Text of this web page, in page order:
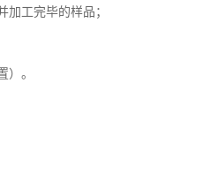
工完毕的样品；
。